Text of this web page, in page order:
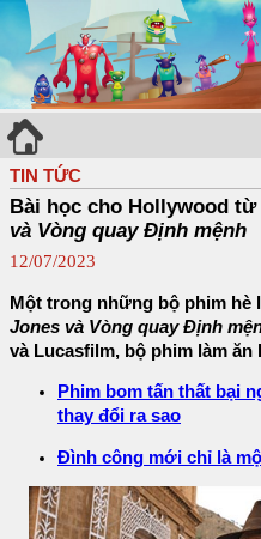
TIN TỨC
Bài học cho Hollywood
và Vòng quay Định mệnh
12/07/2023
Một trong những bộ phim hè
Jones và Vòng quay Định
và Lucasfilm, bộ phim làm
Phim bom tấn thất bại
thay đổi ra sao
Đình công mới chỉ là